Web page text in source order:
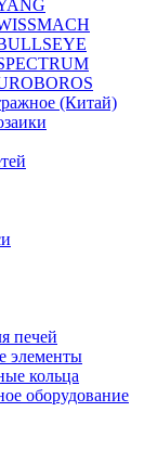
(Китай)
печей
элементы
кольца
оборудование